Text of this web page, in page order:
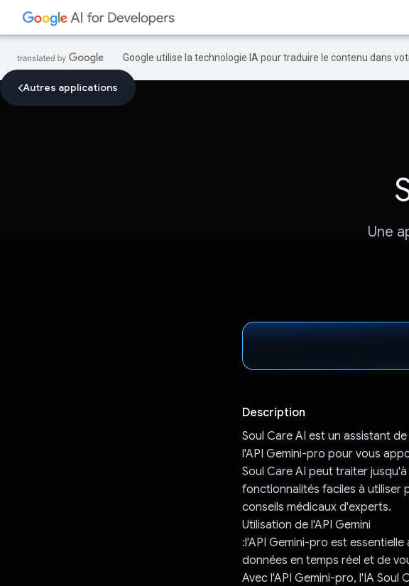
Google utilise la technologie IA pour traduire le contenu dans
Autres applications
Une
Description
Soul Care AI est un assistant
l'API Gemini-pro pour vous
Soul Care AI peut traiter
fonctionnalités faciles à utiliser
conseils médicaux d'experts.
Utilisation de l'API Gemini
:l'API Gemini-pro est
données en temps réel et de
Avec l'API Gemini-pro, l'IA Soul